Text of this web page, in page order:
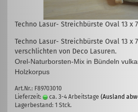
Techno Lasur- Streichbürste Oval 13 x 7
Techno Lasur- Streichbürste Oval 13 x
verschlichten von Deco Lasuren.
Orel-Naturborsten-Mix in Bündeln
Holzkorpus
Art.Nr.: F89703010
Lieferzeit:
ca. 3-4 Arbeitstage (Ausland
Lagerbestand: 1 Stck.